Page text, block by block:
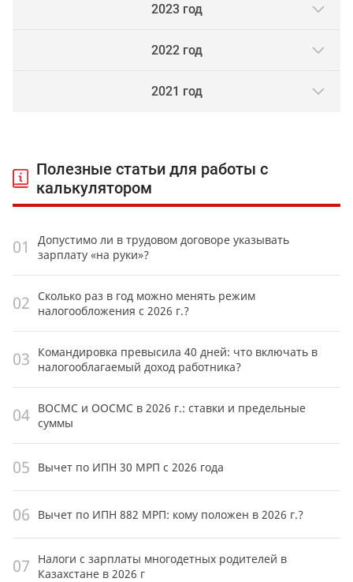
2023 год
2022 год
2021 год
Полезные статьи для работы с
калькулятором
01
Допустимо ли в трудовом договоре указывать
зарплату «на руки»?
02
Сколько раз в год можно менять режим
налогообложения с 2026 г.?
03
Командировка превысила 40 дней: что включать в
налогооблагаемый доход работника?
04 ВОСМС и ООСМС в 2026 г.: ставки и предельные
суммы
05 Вычет по ИПН 30 МРП с 2026 года
06 Вычет по ИПН 882 МРП: кому положен в 2026 г.?
07
Налоги с зарплаты многодетных родителей в
Казахстане в 2026 г